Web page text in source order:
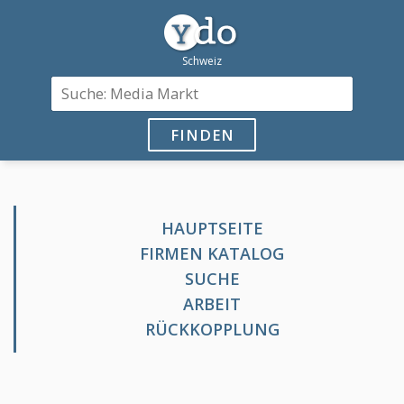
FINDEN
HAUPTSEITE
FIRMEN KATALOG
SUCHE
ARBEIT
RÜCKKOPPLUNG